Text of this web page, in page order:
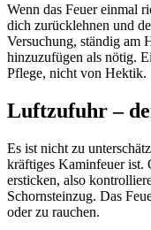
Wenn das Feuer einmal
dich zurücklehnen und
Versuchung, ständig am
hinzuzufügen als nötig.
Pflege, nicht von Hektik.
Luftzufuhr –
Es ist nicht zu
kräftiges Kaminfeuer ist.
ersticken, also
Schornsteinzug. Das
oder zu rauchen.